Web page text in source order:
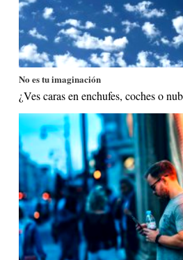
No es tu imaginación
¿Ves caras en enchufes, coches o